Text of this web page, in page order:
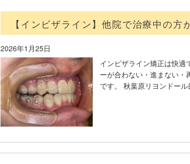
【インビザライン】他院で治療中の
2026年1月25日
インビザライン矯正は快適
ーが合わない・進まない・
です。 秋葉原リヨンドー